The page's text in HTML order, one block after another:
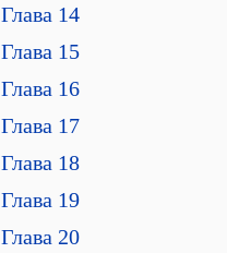
Глава 14
Глава 15
Глава 16
Глава 17
Глава 18
Глава 19
Глава 20